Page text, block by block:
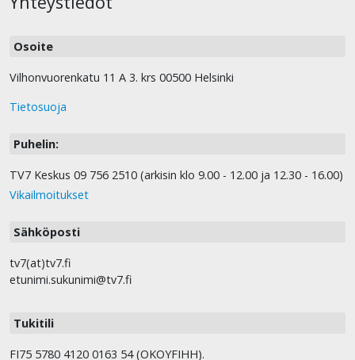
Osoite
Vilhonvuorenkatu 11 A 3. krs 00500 Helsinki
Tietosuoja
Puhelin:
TV7 Keskus 09 756 2510 (arkisin klo 9.00 - 12.00 ja 12.30 - 16.00)
Vikailmoitukset
Sähköposti
tv7(at)tv7.fi
etunimi.sukunimi@tv7.fi
Tukitili
FI75 5780 4120 0163 54 (OKOYFIHH).